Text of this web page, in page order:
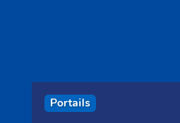
Portails